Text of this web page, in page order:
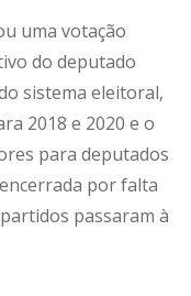
uma votação
do deputado
sistema eleitoral,
2018 e 2020 e o
para deputados
por falta
passaram à